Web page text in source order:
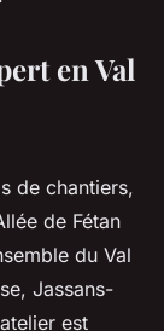
en Val
de chantiers,
de Fétan
du Val
Jassans-
est